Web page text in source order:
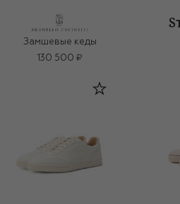
Замшевые кеды
130 500 ₽